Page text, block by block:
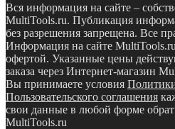
Вся информация на сайте –
MultiTools.ru. Публикация
без разрешения запрещена. Все
Информация на сайте
офертой. Указанные цены
заказа через Интернет-магазин
Вы принимаете условия
Пользовательского соглашения
свои данные в любой форме
MultiTools.ru